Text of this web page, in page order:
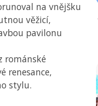
na vnějšku
věžicí,
pavilonu
románské
renesance,
stylu.